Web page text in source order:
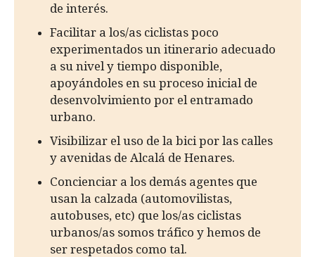
de interés.
Facilitar a los/as ciclistas poco
experimentados un itinerario adecuado
a su nivel y tiempo disponible,
apoyándoles en su proceso inicial de
desenvolvimiento por el entramado
urbano.
Visibilizar el uso de la bici por las calles
y avenidas de Alcalá de Henares.
Concienciar a los demás agentes que
usan la calzada (automovilistas,
autobuses, etc) que los/as ciclistas
urbanos/as somos tráfico y hemos de
ser respetados como tal.